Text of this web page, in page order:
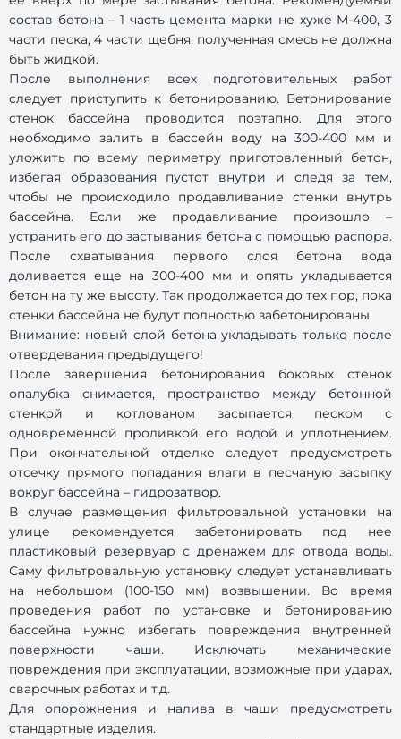
состав бетона – 1 часть цемента марки не хуже М-400, 3
части песка, 4 части щебня; полученная смесь не должна
быть жидкой.
После выполнения всех подготовительных работ
следует приступить к бетонированию. Бетонирование
стенок бассейна проводится поэтапно. Для этого
необходимо залить в бассейн воду на 300-400 мм и
уложить по всему периметру приготовленный бетон,
избегая образования пустот внутри и следя за тем,
чтобы не происходило продавливание стенки внутрь
бассейна. Если же продавливание произошло –
устранить его до застывания бетона с помощью распора.
После схватывания первого слоя бетона вода
доливается еще на 300-400 мм и опять укладывается
бетон на ту же высоту. Так продолжается до тех пор, пока
стенки бассейна не будут полностью забетонированы.
Внимание: новый слой бетона укладывать только после
отвердевания предыдущего!
После завершения бетонирования боковых стенок
опалубка снимается, пространство между бетонной
стенкой и котлованом засыпается песком с
одновременной проливкой его водой и уплотнением.
При окончательной отделке следует предусмотреть
отсечку прямого попадания влаги в песчаную засыпку
вокруг бассейна – гидрозатвор.
В случае размещения фильтровальной установки на
улице рекомендуется забетонировать под нее
пластиковый резервуар с дренажем для отвода воды.
Саму фильтровальную установку следует устанавливать
на небольшом (100-150 мм) возвышении. Во время
проведения работ по установке и бетонированию
бассейна нужно избегать повреждения внутренней
поверхности чаши. Исключать механические
повреждения при эксплуатации, возможные при ударах,
сварочных работах и т.д.
Для опорожнения и налива в чаши предусмотреть
стандартные изделия.